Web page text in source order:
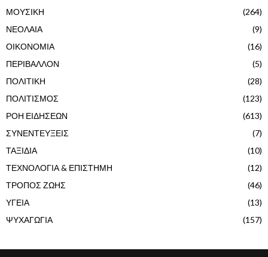
ΜΟΥΣΙΚΗ
(264)
ΝΕΟΛΑΙΑ
(9)
ΟΙΚΟΝΟΜΙΑ
(16)
ΠΕΡΙΒΑΛΛΟΝ
(5)
ΠΟΛΙΤΙΚΗ
(28)
ΠΟΛΙΤΙΣΜΟΣ
(123)
ΡΟΗ ΕΙΔΗΣΕΩΝ
(613)
ΣΥΝΕΝΤΕΥΞΕΙΣ
(7)
ΤΑΞΙΔΙΑ
(10)
ΤΕΧΝΟΛΟΓΙΑ & ΕΠΙΣΤΗΜΗ
(12)
ΤΡΟΠΟΣ ΖΩΗΣ
(46)
ΥΓΕΙΑ
(13)
ΨΥΧΑΓΩΓΙΑ
(157)